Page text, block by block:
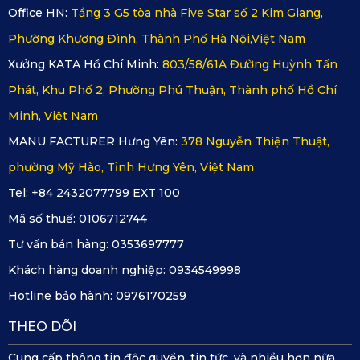
lượng tốt nhất.
Khả năng phát hiện, cảnh báo điểm mù trong quá trình lùi
đỗ, cảnh báo vật cản giúp xe có thể dễ dàng xử lý những
tình huống bất ngờ khi lùi đỗ xe ở các địa hình khó trở nên
dễ dàng hơn.
Camera hành trình KATA KD001 có thiết kế nhỏ gọn, thông
Office HN: Tầng 3 G5 tòa nhà Five Star số 2 Kim Giang,
Phường Khương Đình, Thành Phố Hà Nội,Việt Nam
Xưởng KATA Hồ Chí Minh: 803/58/61A Đường Huỳnh Tấn
Phát, Khu Phố 2, Phường Phú Thuận, Thành phố Hồ Chí
Minh, Việt Nam
MANU FACTURER Hưng Yên: 378 Nguyễn Thiện Thuật,
phường Mỹ Hào, Tỉnh Hưng Yên, Việt Nam
Tel: +84 2432077799 EXT 100
Mã số thuế: 0106712744
Tư vấn bán hàng: 0353697777
Khách hàng doanh nghiệp: 0934549998
Hotline bảo hành: 0976170259
THEO DÕI